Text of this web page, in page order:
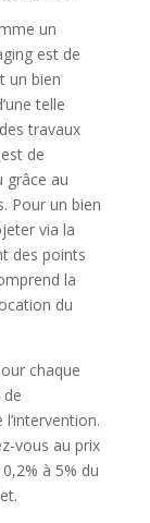
un
est de
un bien
telle
travaux
de
grâce au
Pour un bien
via la
des points
la
du
chaque
vous au prix
à 5% du